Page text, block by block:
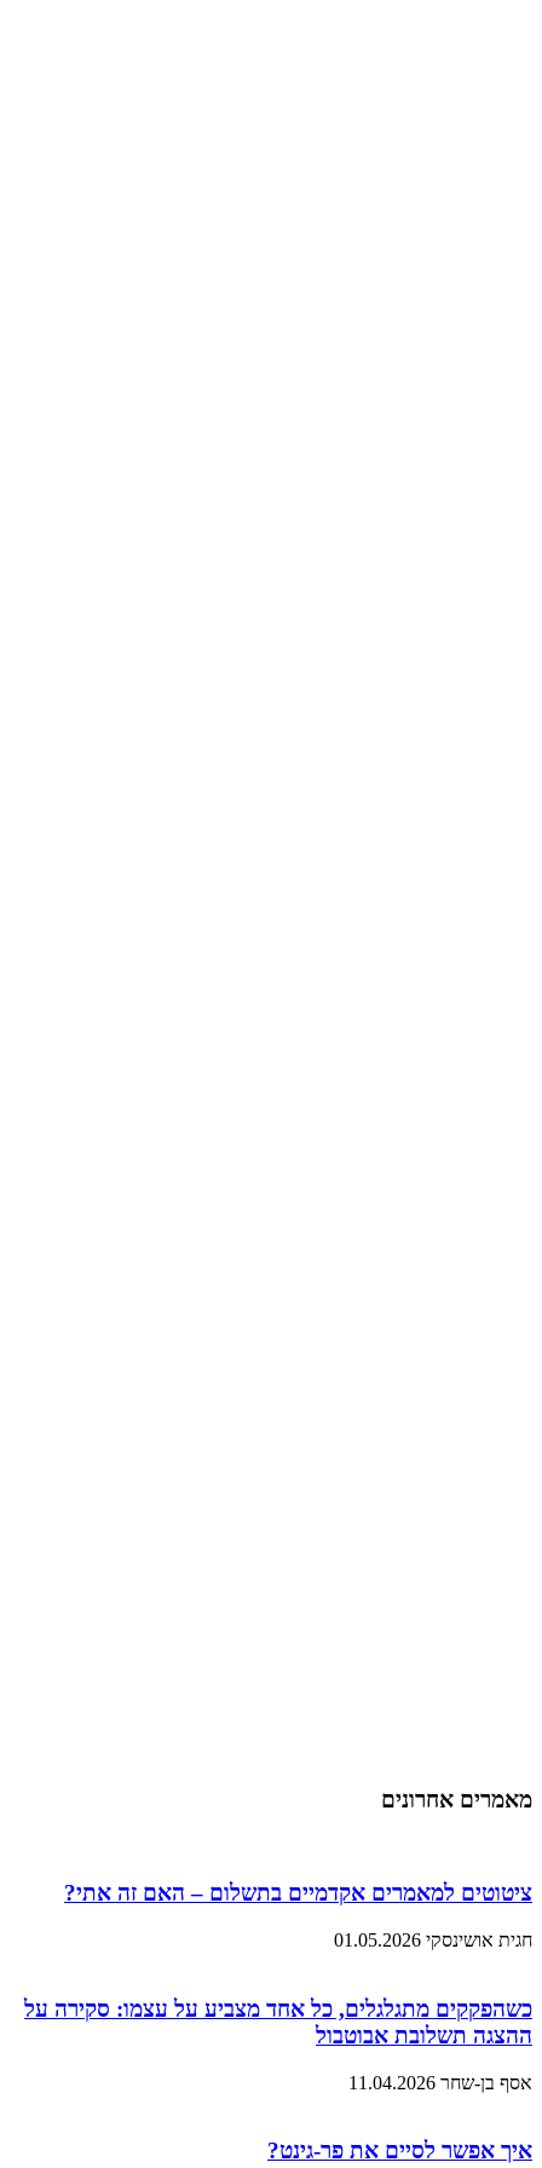
מאמרים אחרונים
ציטוטים למאמרים אקדמיים בתשלום – האם זה אתי?
חגית אושינסקי 01.05.2026
כשהפקקים מתגלגלים, כל אחד מצביע על עצמו: סקירה על
ההצגה תשלובת אבוטבול
אסף בן-שחר 11.04.2026
איך אפשר לסיים את פר-גינט?